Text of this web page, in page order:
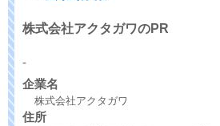
株式会社アクタガワのPR
-
企業名
株式会社アクタガワ
住所